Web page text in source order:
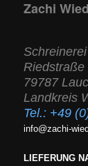
Zachi
Riedstraße
79787
Landkreis
Tel.: +49
info@zachi-
LIEFERUNG